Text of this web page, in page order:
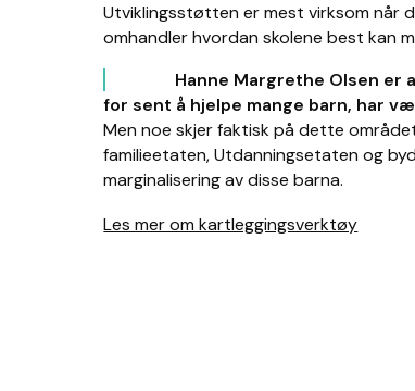
Utviklingsstøtten er mest virksom når
omhandler hvordan skolene best kan
Hanne Margrethe Olsen er
for sent å hjelpe mange barn, har
Men noe skjer faktisk på dette
familieetaten, Utdanningsetaten og
marginalisering av disse barna.
Les mer om kartleggingsverktøy